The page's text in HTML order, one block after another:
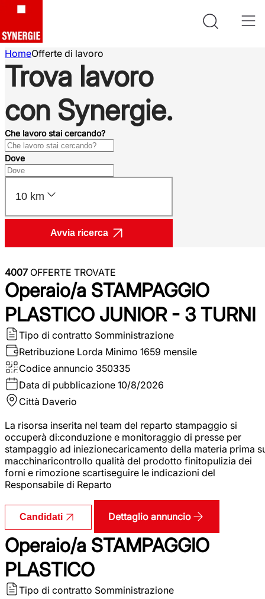
HomeOfferte di lavoro
Trova lavoro
con Synergie.
Che lavoro stai cercando?
Dove
10 km
Avvia ricerca
4007 OFFERTE TROVATE
Operaio/a STAMPAGGIO
PLASTICO JUNIOR - 3 TURNI
Tipo di contratto Somministrazione
Retribuzione Lorda Minimo 1659 mensile
Codice annuncio 350335
Data di pubblicazione 10/8/2026
Città Daverio
La risorsa inserita nel team del reparto stampaggio si
occuperà di:conduzione e monitoraggio di presse per
stampaggio ad iniezionecaricamento della materia prima
macchinaricontrollo qualità del prodotto finitopulizia dei
forni e rimozione scartiseguire le indicazioni del
Responsabile di Reparto
Candidati Dettaglio annuncio
Operaio/a STAMPAGGIO
PLASTICO
Tipo di contratto Somministrazione